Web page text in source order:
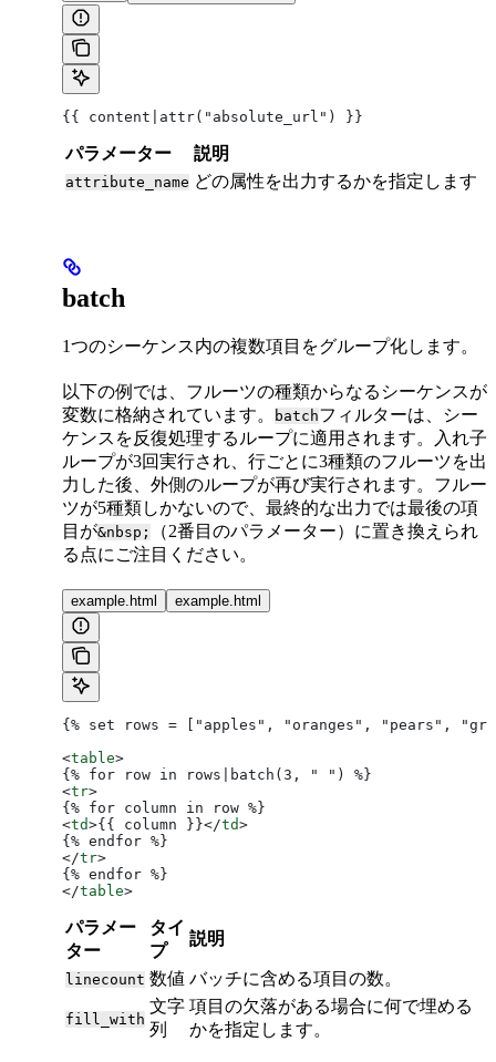
{{ content|attr("absolute_url") }}
パラメーター 説明
attribute_name どの属性を出力するかを指定します
batch
1つのシーケンス内の複数項目をグループ化します。
以下の例では、フルーツの種類からなるシーケンスが
変数に格納されています。
batchフィルターは、シー
ケンスを反復処理するループに適用されます。入れ子
ループが3回実行され、行ごとに3種類のフルーツを出
力した後、外側のループが再び実行されます。フルー
ツが5種類しかないので、最終的な出力では最後の項
目が&nbsp;
（2番目のパラメーター）に置き換えられ
る点にご注目ください。
example.html example.html
{% set rows = ["apples", "oranges", "pears",
<table>
{% for row in rows|batch(3, " ") %}
<tr>
{% for column in row %}
<td>{{ column }}</td>
{% endfor %}
</tr>
{% endfor %}
</table>
パラメー
ター
タイ
プ
説明
linecount 数値 バッチに含める項目の数。
fill_with
文字
列
項目の欠落がある場合に何で埋める
かを指定します。